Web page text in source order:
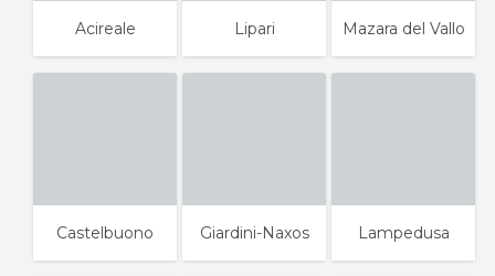
Acireale Lipari Mazara del Vallo
Castelbuono Giardini-Naxos Lampedusa